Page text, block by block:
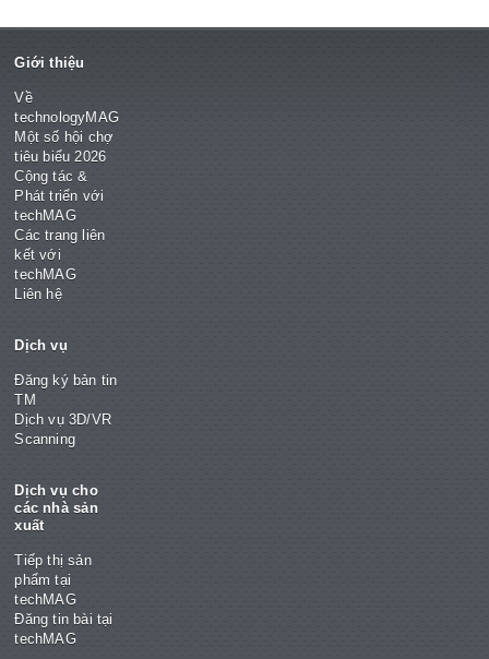
Giới thiệu
Về
technologyMAG
Một số hội chợ
tiêu biểu 2026
Cộng tác &
Phát triển với
techMAG
Các trang liên
kết với
techMAG
Liên hệ
Dịch vụ
Đăng ký bản tin
TM
Dịch vụ 3D/VR
Scanning
Dịch vụ cho
các nhà sản
xuất
Tiếp thị sản
phẩm tại
techMAG
Đăng tin bài tại
techMAG